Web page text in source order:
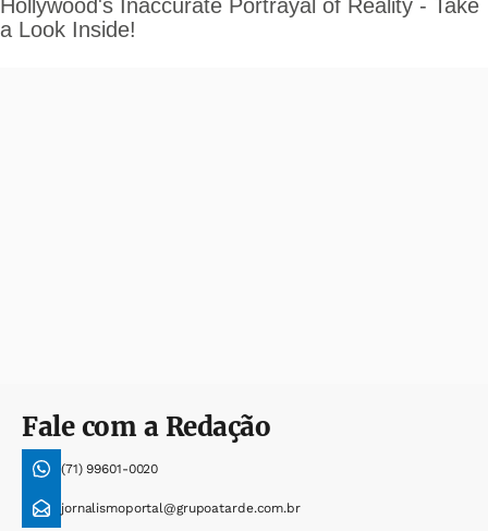
Fale com a Redação
(71) 99601-0020
jornalismoportal@grupoatarde.com.br